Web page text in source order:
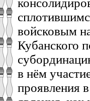
войсковым
Кубанского
в нём
проявления